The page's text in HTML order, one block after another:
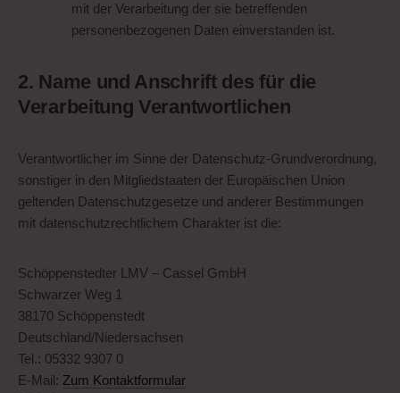
mit der Verarbeitung der sie betreffenden
personenbezogenen Daten einverstanden ist.
2. Name und Anschrift des für die
Verarbeitung Verantwortlichen
Verantwortlicher im Sinne der Datenschutz-Grundverordnung,
sonstiger in den Mitgliedstaaten der Europäischen Union
geltenden Datenschutzgesetze und anderer Bestimmungen
mit datenschutzrechtlichem Charakter ist die:
Schöppenstedter LMV – Cassel GmbH
Schwarzer Weg 1
38170 Schöppenstedt
Deutschland/Niedersachsen
Tel.: 05332 9307 0
E-Mail: Zum Kontaktformular